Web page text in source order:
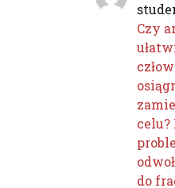
Czy
celu?
do